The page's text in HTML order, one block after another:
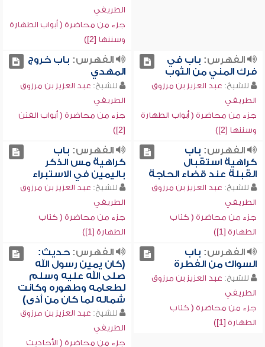
الطريفي
جزء من محاضرة ( أبواب الطهارة
وسننها [2])
الفهرس: باب في
فرك المني من الثوب
للشيخ: عبد العزيز بن مرزوق
الطريفي
جزء من محاضرة ( أبواب الطهارة
وسننها [2])
الفهرس: باب خروج
المهدي
للشيخ: عبد العزيز بن مرزوق
الطريفي
جزء من محاضرة ( أبواب الفتن
[2])
الفهرس: باب
كراهية استقبال
القبلة عند قضاء الحاجة
للشيخ: عبد العزيز بن مرزوق
الطريفي
جزء من محاضرة ( كتاب
الطهارة [1])
الفهرس: باب
كراهية مس الذكر
باليمين في الاستبراء
للشيخ: عبد العزيز بن مرزوق
الطريفي
جزء من محاضرة ( كتاب
الطهارة [1])
الفهرس: باب
السواك من الفطرة
للشيخ: عبد العزيز بن مرزوق
الطريفي
جزء من محاضرة ( كتاب
الطهارة [1])
الفهرس:حديث:
(كان يمين رسول الله
صلى الله عليه وسلم
لطعامه وطهوره وكانت
شماله لما كان من أذى)
للشيخ: عبد العزيز بن مرزوق
الطريفي
جزء من محاضرة ( الأحاديث